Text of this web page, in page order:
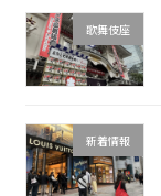
歌舞伎座
新着情報